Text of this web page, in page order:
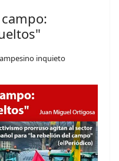
inquieto